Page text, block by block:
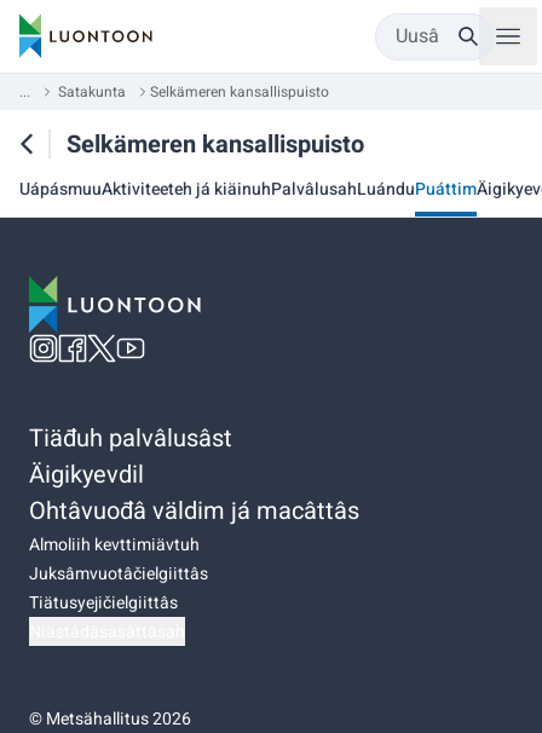
Uusâ
... Satakunta Selkämeren kansallispuisto
Selkämeren kansallispuisto
UápásmuuAktiviteeteh já kiäinuhPalvâlusahLuánduPuáttim
Tiäđuh palvâlusâst
Äigikyevdil
Ohtâvuođâ väldim já macâttâs
Almoliih kevttimiävtuh
Juksâmvuotâčielgiittâs
Tiätusyejičielgiittâs
©Metsähallitus 2026